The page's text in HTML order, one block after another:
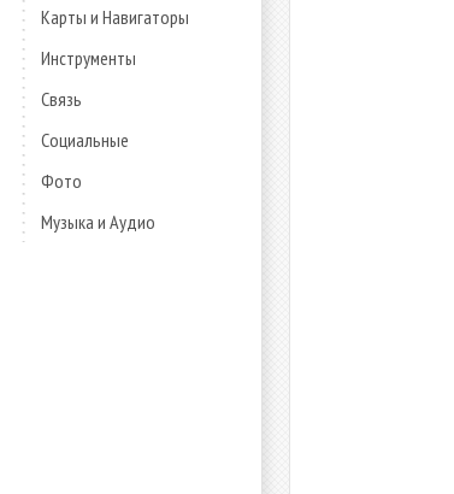
Карты и Навигаторы
Инструменты
Связь
Социальные
Фото
Музыка и Аудио